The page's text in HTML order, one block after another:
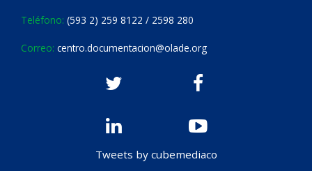
Teléfono: (593 2) 259 8122 / 2598 280
Correo: centro.documentacion@olade.org
Tweets by cubemediaco